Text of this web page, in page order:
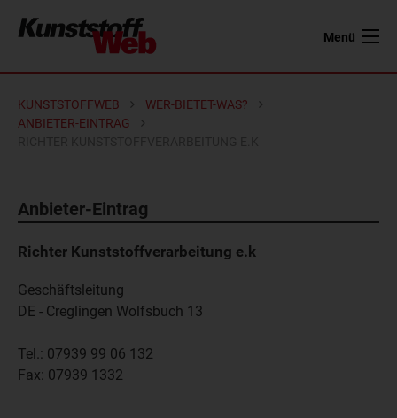
Menü
KUNSTSTOFFWEB
WER-BIETET-WAS?
ANBIETER-EINTRAG
Anbieter-Eintrag
Richter Kunststoffverarbeitung e.k
Geschäftsleitung
DE - Creglingen Wolfsbuch 13
Tel.: 07939 99 06 132
Fax: 07939 1332